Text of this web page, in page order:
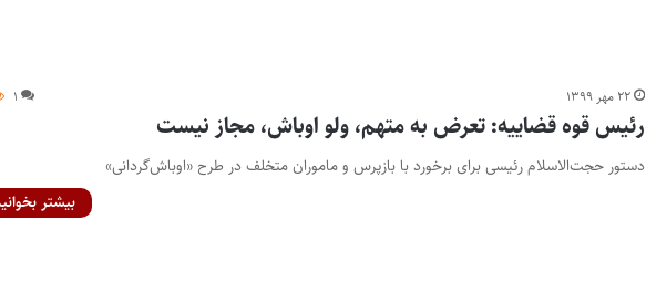
۲۲ مهر ۱۳۹۹ ۱
رئیس قوه قضاییه: تعرض به متهم، ولو اوباش، مجاز نیست
دستور حجت‌الاسلام رئیسی برای برخورد با بازپرس و ماموران متخلف در طرح «اوباش‌گردانی»
بیشتر